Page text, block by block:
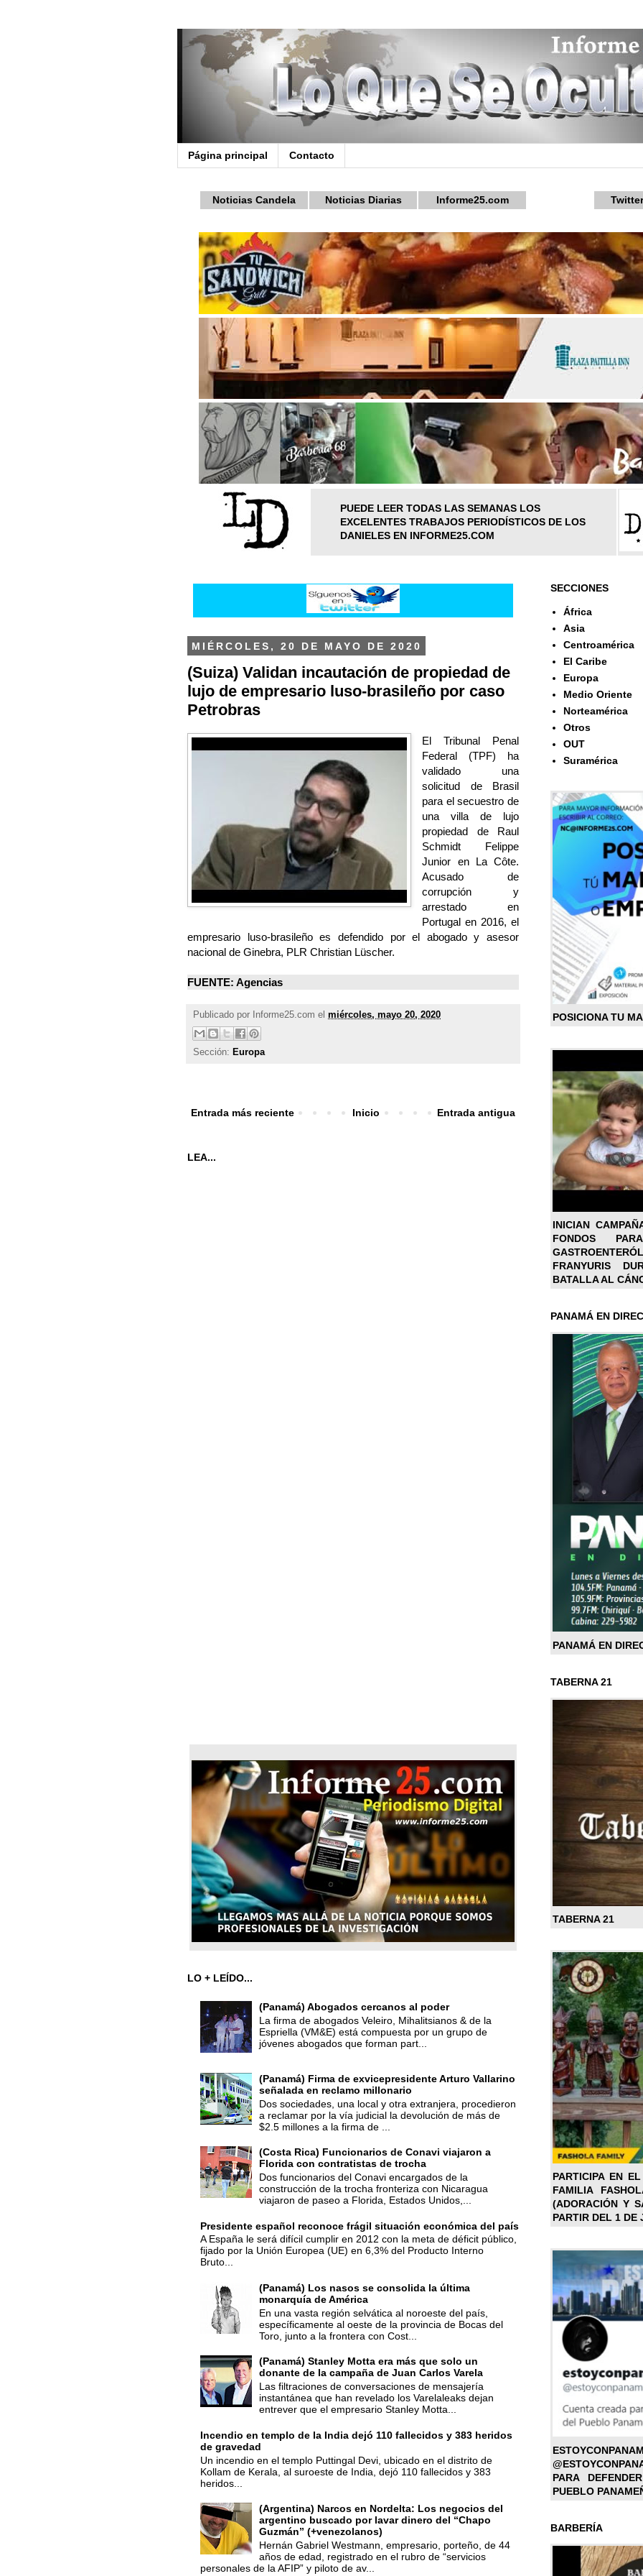
Página principal Contacto
Noticias Candela Noticias Diarias Informe25.com
PUEDE LEER TODAS LAS SEMANAS LOS
EXCELENTES TRABAJOS PERIODÍSTICOS DE LOS
DANIELES EN INFORME25.COM
MIÉRCOLES, 20 DE MAYO DE 2020
(Suiza) Validan incautación de propiedad de
lujo de empresario luso-brasileño por caso
Petrobras
El Tribunal Penal
Federal (TPF) ha
validado una
solicitud de Brasil
para el secuestro de
una villa de lujo
propiedad de Raul
Schmidt Felippe
Junior en La Côte.
Acusado de
corrupción y
arrestado en
Portugal en 2016, el
empresario luso-brasileño es defendido por el abogado y asesor
nacional de Ginebra, PLR Christian Lüscher.
FUENTE: Agencias
Publicado por Informe25.com el miércoles, mayo 20, 2020
Sección: Europa
Entrada más reciente Entrada antigua
Inicio
LEA...
LO + LEÍDO...
(Panamá) Abogados cercanos al poder
La firma de abogados Veleiro, Mihalitsianos & de la
Espriella (VM&E) está compuesta por un grupo de
jóvenes abogados que forman part...
(Panamá) Firma de exvicepresidente Arturo Vallarino
señalada en reclamo millonario
Dos sociedades, una local y otra extranjera, procedieron
a reclamar por la vía judicial la devolución de más de
$2.5 millones a la firma de ...
(Costa Rica) Funcionarios de Conavi viajaron a
Florida con contratistas de trocha
Dos funcionarios del Conavi encargados de la
construcción de la trocha fronteriza con Nicaragua
viajaron de paseo a Florida, Estados Unidos,...
Presidente español reconoce frágil situación económica del país
A España le será difícil cumplir en 2012 con la meta de déficit público,
fijado por la Unión Europea (UE) en 6,3% del Producto Interno
Bruto...
(Panamá) Los nasos se consolida la última
monarquía de América
En una vasta región selvática al noroeste del país,
específicamente al oeste de la provincia de Bocas del
Toro, junto a la frontera con Cost...
(Panamá) Stanley Motta era más que solo un
donante de la campaña de Juan Carlos Varela
Las filtraciones de conversaciones de mensajería
instantánea que han revelado los Varelaleaks dejan
entrever que el empresario Stanley Motta...
Incendio en templo de la India dejó 110 fallecidos y 383 heridos
de gravedad
Un incendio en el templo Puttingal Devi, ubicado en el distrito de
Kollam de Kerala, al suroeste de India, dejó 110 fallecidos y 383
heridos...
(Argentina) Narcos en Nordelta: Los negocios del
argentino buscado por lavar dinero del “Chapo
Guzmán” (+venezolanos)
Hernán Gabriel Westmann, empresario, porteño, de 44
años de edad, registrado en el rubro de “servicios
personales de la AFIP” y piloto de av...
SECCIONES
África
Asia
Centroamérica
El Caribe
Europa
Medio Oriente
Norteamérica
Otros
OUT
Suramérica
POSICIONA TU
INICIAN
FONDOS
FRANYURIS
BATALLA AL
PANAMÁ EN
PANAMÁ EN
TABERNA 21
TABERNA 21
PARTICIPA EN
FAMILIA
(ADORACIÓN Y
PARTIR DEL 1 DE
PARA
PUEBLO
BARBERÍA